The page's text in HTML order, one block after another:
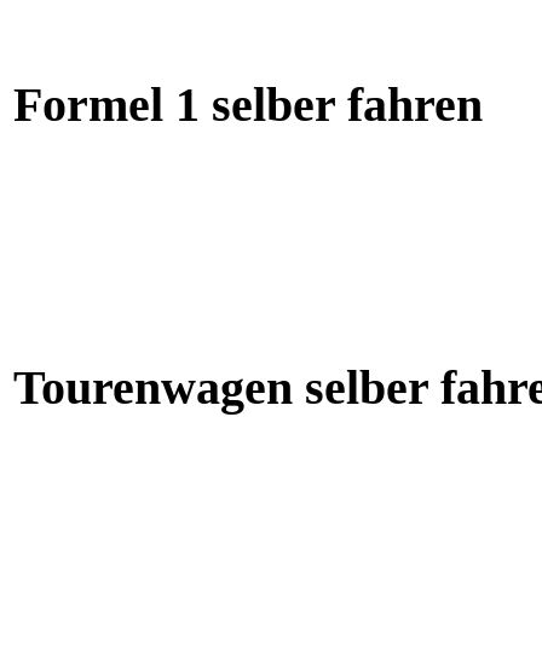
Formel 1 selber fahren
Tourenwagen selber